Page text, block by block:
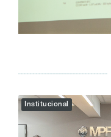
Institucional